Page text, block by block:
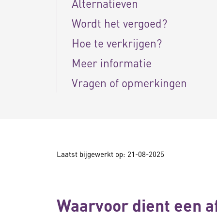
Alternatieven
Wordt het vergoed?
Hoe te verkrijgen?
Meer informatie
Vragen of opmerkingen
Laatst bijgewerkt op: 21-08-2025
Waarvoor dient een